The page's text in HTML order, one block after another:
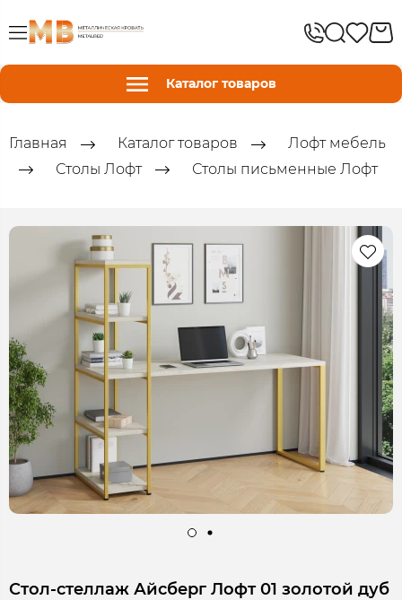
Каталог товаров
Главная Каталог товаров
Лофт мебель
Столы Лофт
Столы письменные Лофт
Стол-стеллаж Айсберг Лофт 01 золотой дуб